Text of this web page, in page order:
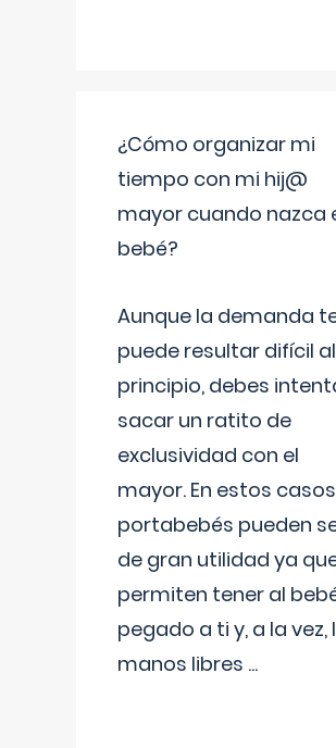
¿Cómo organizar mi
tiempo con mi hij@
mayor cuando nazca
bebé?
Aunque la demanda
puede resultar difícil al
principio, debes
sacar un ratito de
exclusividad con el
mayor. En estos
portabebés pueden
de gran utilidad ya
permiten tener al
pegado a ti y, a la vez,
manos libres ...